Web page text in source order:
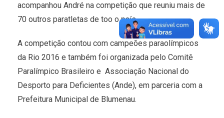
acompanhou André na competição que reuniu mais de
70 outros paratletas de too o país.
A competição contou com campeões paraolímpicos
da Rio 2016 e também foi organizada pelo Comitê
Paralímpico Brasileiro e Associação Nacional do
Desporto para Deficientes (Ande), em parceria com a
Prefeitura Municipal de Blumenau.